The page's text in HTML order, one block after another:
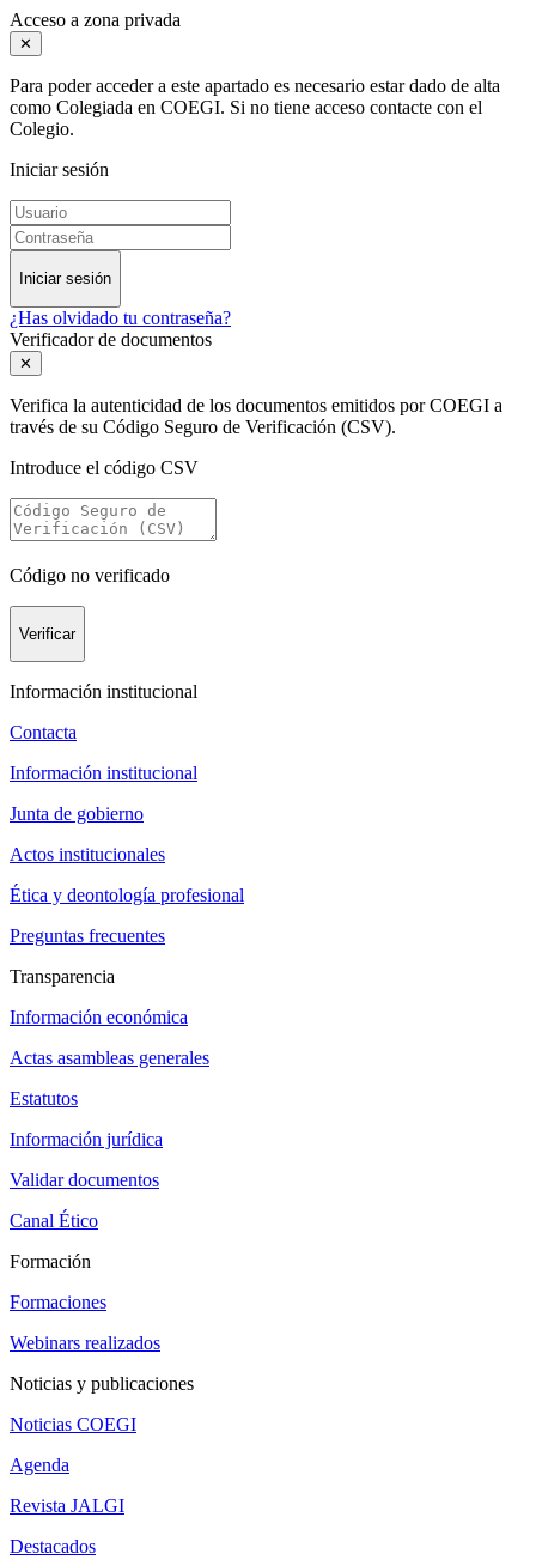
Acceso a zona privada
✕
Para poder acceder a este apartado es necesario estar dado de alta
como Colegiada en COEGI. Si no tiene acceso contacte con el
Colegio.
Iniciar sesión
Iniciar sesión
¿Has olvidado tu contraseña?
Verificador de documentos
✕
Verifica la autenticidad de los documentos emitidos por COEGI a
través de su Código Seguro de Verificación (CSV).
Introduce el código CSV
Código no verificado
Verificar
Información institucional
Contacta
Información institucional
Junta de gobierno
Actos institucionales
Ética y deontología profesional
Preguntas frecuentes
Transparencia
Información económica
Actas asambleas generales
Estatutos
Información jurídica
Validar documentos
Canal Ético
Formación
Formaciones
Webinars realizados
Noticias y publicaciones
Noticias COEGI
Agenda
Revista JALGI
Destacados